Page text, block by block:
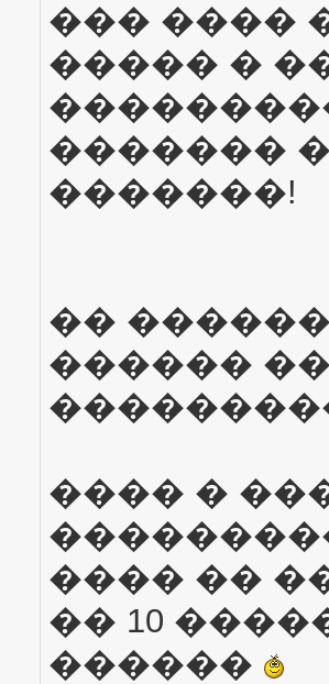
��� ����
����� �
�������
�������!
��
������
���� �
���� ��
�� 10
������